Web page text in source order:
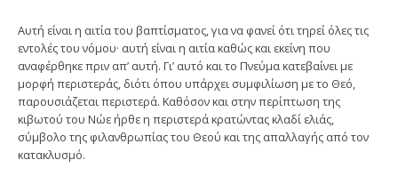
Αυτή είναι η αιτία του βαπτίσματος, για να φανεί ότι τηρεί όλες τις
εντολές του νόμου· αυτή είναι η αιτία κα­θώς και εκείνη που
αναφέρθηκε πριν απ’ αυτή. Γι’ αυτό και το Πνεύμα κατεβαίνει με
μορφή περιστεράς, διότι ό­που υπάρχει συμφιλίωση με το Θεό,
παρουσιάζεται περι­στερά. Καθόσον και στην περίπτωση της
κιβωτού του Νώε ήρθε η περιστερά κρατώντας κλαδί ελιάς,
σύμβολο της φιλανθρωπίας του Θεού και της απαλλαγής από τον
κατακλυσμό.